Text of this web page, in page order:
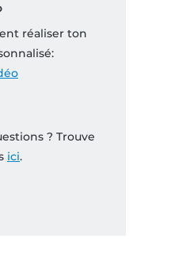
réaliser ton
? Trouve
ici.